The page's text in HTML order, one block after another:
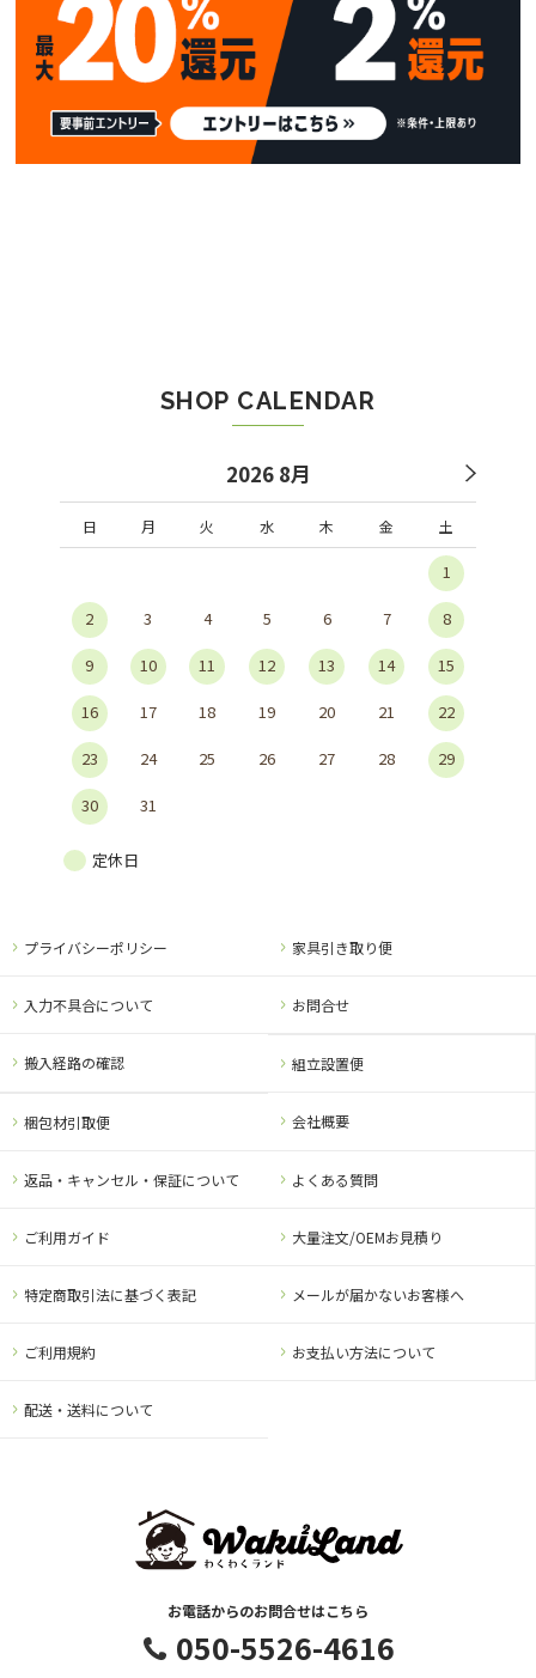
SHOP CALENDAR
2026 8月
日 月 火 水 木 金 土
1
2 3 4 5 6 7 8
9 10 11 12 13 14 15
16 17 18 19 20 21 22
23 24 25 26 27 28 29
30 31
定休日
お電話からのお問合せはこちら
050-5526-4616
組立設置便
ご利用ガイド
ご利用規約
会社概要
大量注文/OEMお見積り
お支払い方法について
よくある質問
特定商取引法に基づく表記
配送・送料について
梱包材引取便
メールが届かないお客様へ
返品・キャンセル・保証について
プライバシーポリシー 家具引き取り便
入力不具合について お問合せ
搬入経路の確認